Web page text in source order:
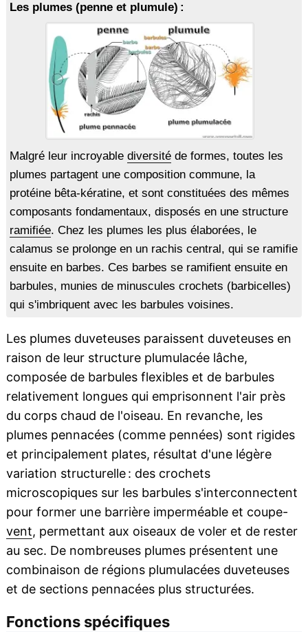
Les plumes (penne et plumule) :
Malgré leur incroyable diversitéde formes, toutes les
plumes partagent une composition commune, la
protéine bêta-kératine, et sont constituées des mêmes
composants fondamentaux, disposés en une structure
ramifiée. Chez les plumes les plus élaborées, le
calamus se prolonge en un rachis central, qui se ramifie
ensuite en barbes. Ces barbes se ramifient ensuite en
barbules, munies de minuscules crochets (barbicelles)
qui s'imbriquent avec les barbules voisines.
Les plumes duveteuses paraissent duveteuses en
raison de leur structure plumulacée lâche,
composée de barbules flexibles et de barbules
relativement longues qui emprisonnent l'air près
du corps chaud de l'oiseau. En revanche, les
plumes pennacées (comme pennées) sont rigides
et principalement plates, résultat d'une légère
variation structurelle : des crochets
microscopiques sur les barbules s'interconnectent
pour former une barrière imperméable et coupe-
vent, permettant aux oiseaux de voler et de rester
au sec. De nombreuses plumes présentent une
combinaison de régions plumulacées duveteuses
et de sections pennacées plus structurées.
Fonctions spécifiques